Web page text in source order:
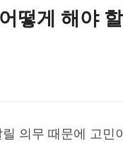
떻게 해야
의무 때문에 고민